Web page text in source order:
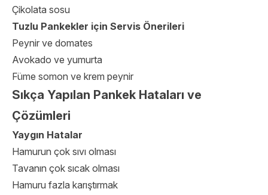
Çikolata sosu
Tuzlu Pankekler için Servis Önerileri
Peynir ve domates
Avokado ve yumurta
Füme somon ve krem peynir
Sıkça Yapılan Pankek Hataları ve
Çözümleri
Yaygın Hatalar
Hamurun çok sıvı olması
Tavanın çok sıcak olması
Hamuru fazla karıştırmak